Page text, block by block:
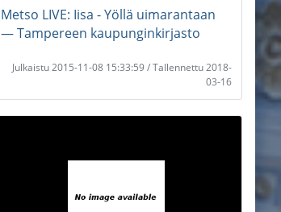
Metso LIVE: Iisa - Yöllä uimarantaan
― Tampereen kaupunginkirjasto
Julkaistu 2015-11-08 15:33:59 / Tallennettu 2018-
03-16